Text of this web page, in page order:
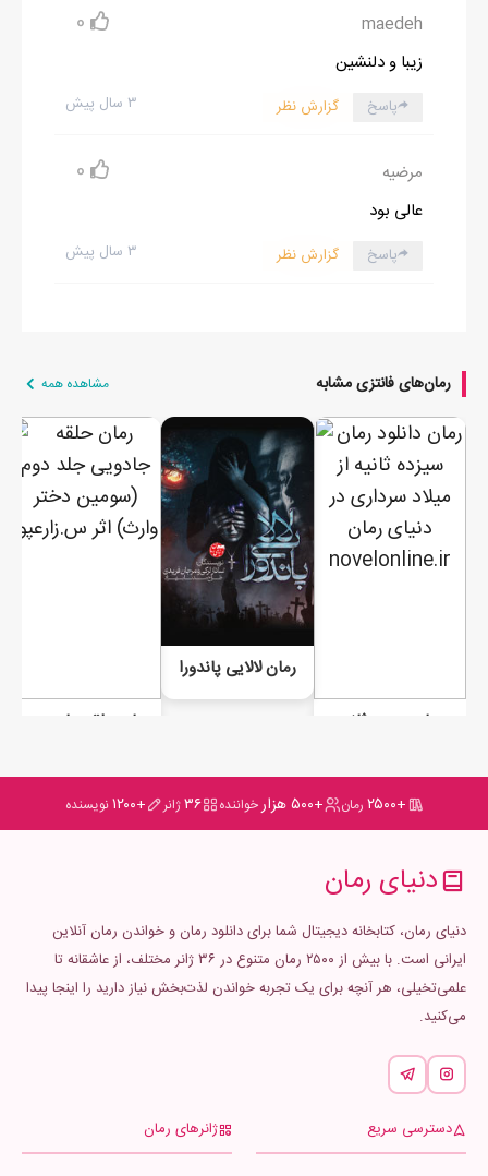
maedeh
0
زیبا و دلنشین
۳ سال پیش پاسخ گزارش نظر
مرضیه 0
عالی بود
۳ سال پیش پاسخ گزارش نظر
رمان‌های فانتزی مشابه مشاهده همه
رمان سیزده ثانیه
رمان لالایی پاندورا
+۲۵۰۰ رمان +۵۰۰ هزار خواننده ۳۶ژانر +۱۲۰۰ نویسنده
دنیای رمان
دنیای رمان، کتابخانه دیجیتال شما برای دانلود رمان و خواندن رمان آنلاین
ایرانی است. با بیش از ۲۵۰۰ رمان متنوع در ۳۶ ژانر مختلف، از عاشقانه تا
علمی‌تخیلی، هر آنچه برای یک تجربه خواندن لذت‌بخش نیاز دارید را اینجا پیدا
می‌کنید.
دسترسی سریع ژانرهای رمان